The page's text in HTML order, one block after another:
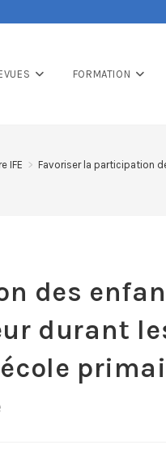
FORMATION
IFE > Favoriser la participation
des
durant